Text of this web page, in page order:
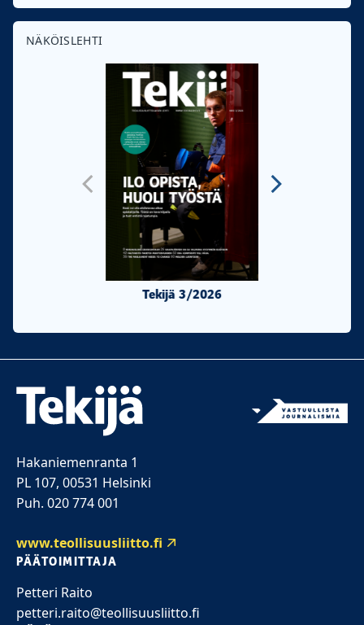
NÄKÖISLEHTI
Tekijä 3/2026
Hakaniemenranta 1
PL 107, 00531 Helsinki
Puh. 020 774 001
www.teollisuusliitto.fi
PÄÄTOIMITTAJA
Petteri Raito
petteri.raito@teollisuusliitto.fi